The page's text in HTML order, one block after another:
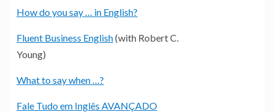
How do you say … in English?
Fluent Business English(with Robert C.
Young)
What to say when …?
Fale Tudo em Inglês AVANÇADO